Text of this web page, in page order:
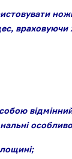
враховуючи